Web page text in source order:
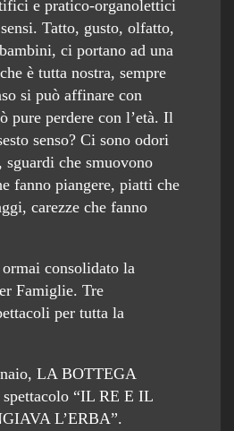
e pratico-organolettici
Tatto, gusto, olfatto,
ci portano ad una
è tutta nostra, sempre
si può affinare con
pure perdere con l’età. Il
senso? Ci sono odori
che smuovono
fanno piangere, piatti che
carezze che fanno
consolidato la
Famiglie. Tre
per tutta la
LA BOTTEGA
“IL RE E IL
L’ERBA”.